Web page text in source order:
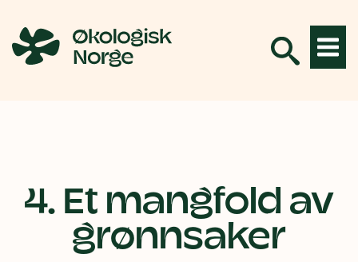
innhold
4. Et mangfold av
grønnsaker